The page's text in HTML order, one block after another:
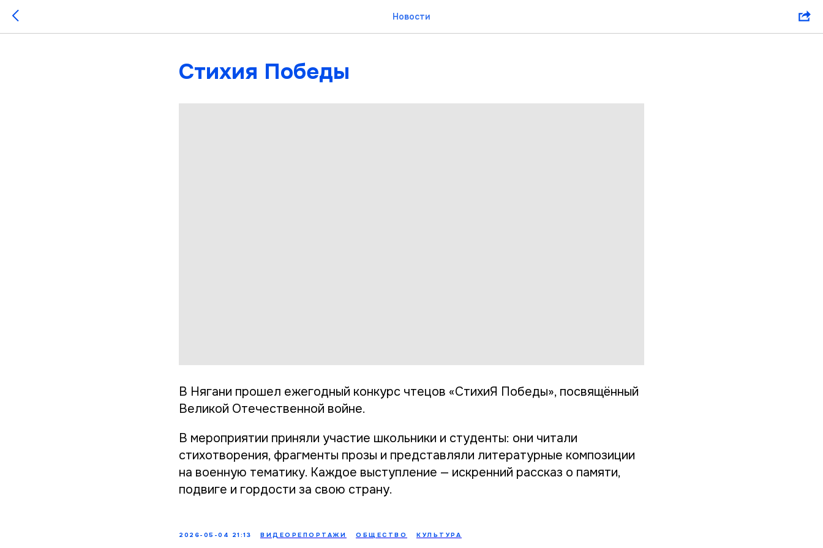
Новости
Стихия Победы
В Нягани прошел ежегодный конкурс чтецов «СтихиЯ Победы», посвящённый
Великой Отечественной войне.
В мероприятии приняли участие школьники и студенты: они читали
стихотворения, фрагменты прозы и представляли литературные композиции
на военную тематику. Каждое выступление — искренний рассказ о памяти,
подвиге и гордости за свою страну.
2026-05-04 21:13 ВИДЕОРЕПОРТАЖИ ОБЩЕСТВО КУЛЬТУРА